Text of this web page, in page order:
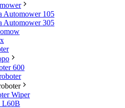
Automower 105
Automower 305
600
Wiper
L60B